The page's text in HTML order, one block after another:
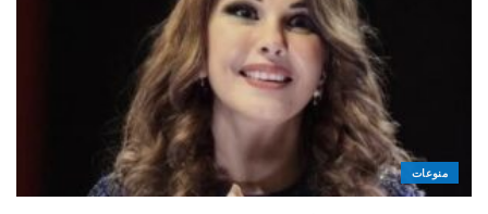
منوعات